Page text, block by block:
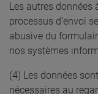
Les autres données
processus d’envoi
abusive du
nos systèmes
(4) Les données
nécessaires au